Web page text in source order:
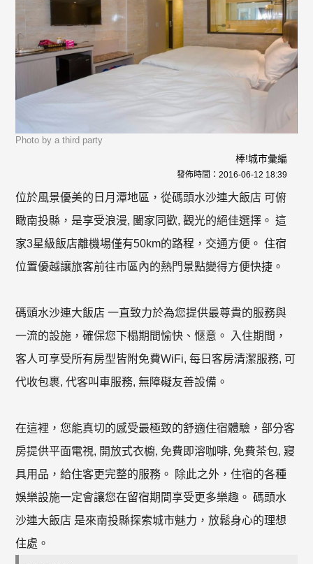
Photo by a third party
棒!城市彙編
發佈時間： 2016-06-12 18:39
位於風景優美的日月潭地區，從碼頭水沙連大飯店 可俯
瞰南投縣，是享受浪漫, 闔家同歡, 觀光的絕佳選擇。 這
家3星級飯店離機場僅有50km的路程，交通方便。 住宿
位置優越讓旅客前往市區內的熱門景點變得方便快捷。
碼頭水沙連大飯店 一直致力於為您提供最尊貴的服務與
一流的設施，確保您下榻期間愉快、愜意。 入住期間，
客人可享受所有房型皆附免費WiFi, 每日客房清潔服務, 可
代收包裹, 代客叫車服務, 無障礙友善設備。
在這裡，您能真切的感受最極致的舒適住宿體驗，部分客
房提供平面電視, 開放式衣櫥, 免費即溶咖啡, 免費茶包, 寢
具用品，給住客更完整的服務。 除此之外，住宿的各種
娛樂設施一定會讓您在留宿期間享受更多樂趣。 碼頭水
沙連大飯店 是來南投縣探索城市魅力，放鬆身心的理想
住處。